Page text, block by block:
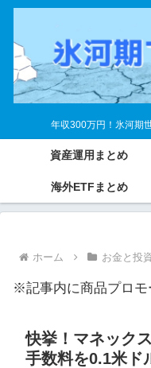
年収300万円！氷河期
資産運用まとめ
海外ETFまとめ
ホーム お金と投
※記事内に商品プロモ
快挙！マネック
手数料を0.1米ド